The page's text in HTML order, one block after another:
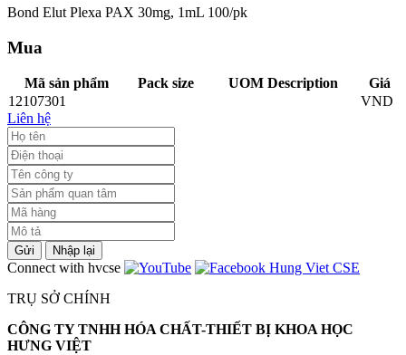
Bond Elut Plexa PAX 30mg, 1mL 100/pk
Mua
Mã sản phẩm Pack size UOM Description
Giá
12107301
VND
Liên hệ
Gửi Nhập lại
Connect with hvcse
TRỤ SỞ CHÍNH
CÔNG TY TNHH HÓA CHẤT-THIẾT BỊ KHOA HỌC
HƯNG VIỆT